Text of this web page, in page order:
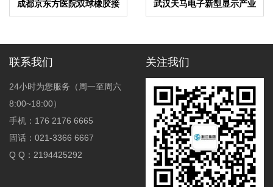
成都京东方医院双球橡胶接
头合同项目
武汉天马电子新型显示产业
中心废水系统橡胶管接头合
联系我们
24小时为您服务（周一至周六
8:00~18:00）
手机：176 2176 6665
固话：021-3366 6667
Q Q：2194425292
关注我们